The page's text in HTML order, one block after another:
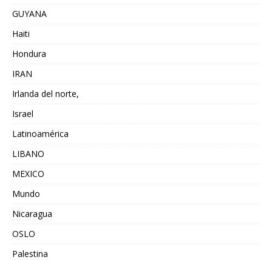
GUYANA
Haiti
Hondura
IRAN
Irlanda del norte,
Israel
Latinoamérica
LIBANO
MEXICO
Mundo
Nicaragua
OSLO
Palestina